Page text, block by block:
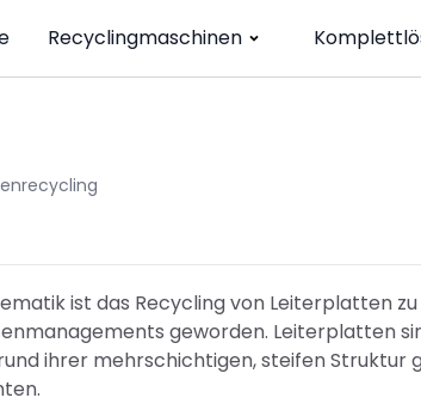
Recyclingmaschinen
ist das Recycling von Leiterplatten
geworden. Leiterplatten
ihrer mehrschichtigen, steifen Struktur